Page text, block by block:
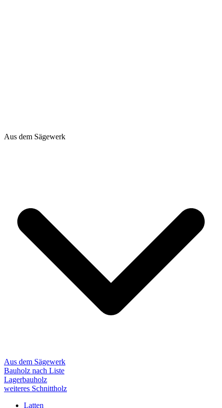
Aus dem Sägewerk
Aus dem Sägewerk
Bauholz nach Liste
Lagerbauholz
weiteres Schnittholz
Latten